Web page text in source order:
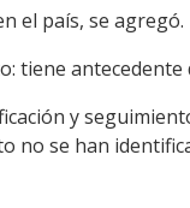
el país, se agregó.
tiene
y
no se han